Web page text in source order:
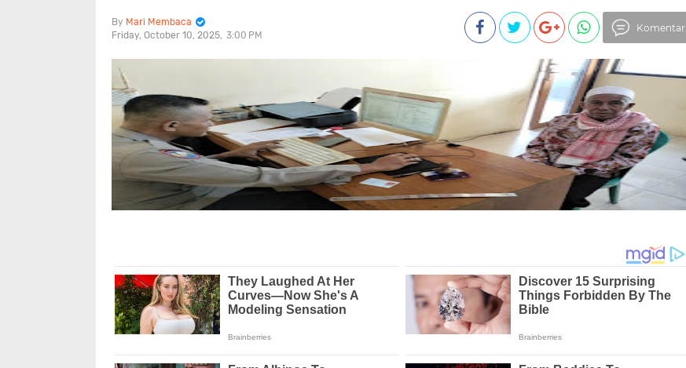
Mari Membaca
Friday, October 10, 2025 3:00 PM
Komentar